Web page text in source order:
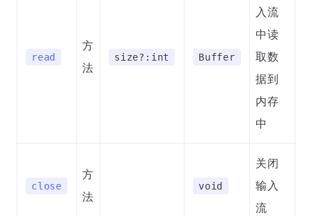
read
方
法
size?:int Buffer
入流
中读
取数
据到
内存
中
close
方
法
void
关闭
输入
流